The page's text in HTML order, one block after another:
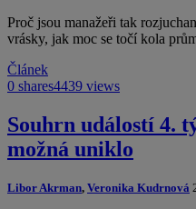
Proč jsou manažeři tak
vrásky, jak moc se točí kola
Článek
0 shares4439 views
Souhrn událostí 4.
možná uniklo
Libor Akrman, Veronika Kudrnová